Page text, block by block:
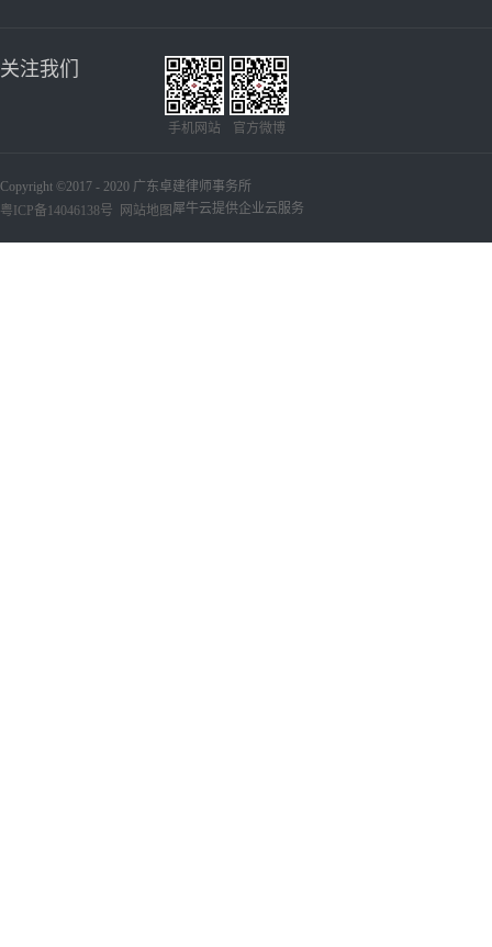
Copyright ©2017 - 2020 广东卓建律师事务所
粤ICP备14046138号 网站地图 犀牛云提供企业云服务
关注我们
手机网站 官方微博